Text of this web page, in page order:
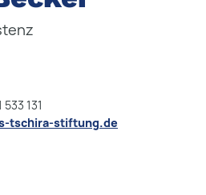
131
tschira-stiftung.de